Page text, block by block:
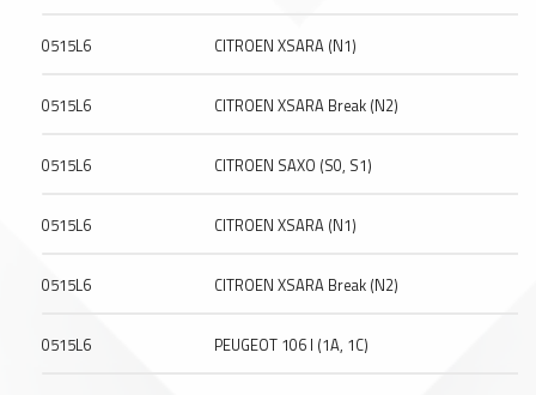
0515L6 CITROEN XSARA (N1)
0515L6 CITROEN XSARA Break (N2)
0515L6 CITROEN SAXO (S0, S1)
0515L6 CITROEN XSARA (N1)
0515L6 CITROEN XSARA Break (N2)
0515L6 PEUGEOT 106 I (1A, 1C)